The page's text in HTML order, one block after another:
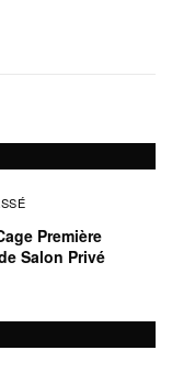
Première
Salon Privé